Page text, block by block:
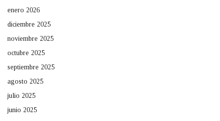
enero 2026
diciembre 2025
noviembre 2025
octubre 2025
septiembre 2025
agosto 2025
julio 2025
junio 2025